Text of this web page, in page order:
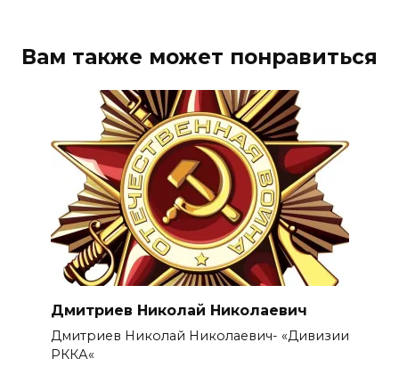
Вам также может понравиться
Дмитриев Николай Николаевич
Дмитриев Николай Николаевич- «Дивизии
РККА«